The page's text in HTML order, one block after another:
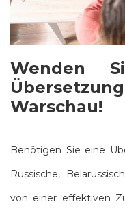
Wenden
Warschau!
Benötigen Sie eine
Russische,
von einer effektiven